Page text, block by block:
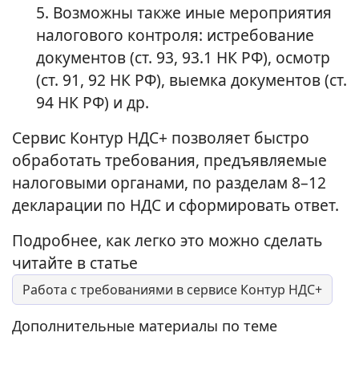
5. Возможны также иные мероприятия
налогового контроля: истребование
документов (ст. 93, 93.1 НК РФ), осмотр
(ст. 91, 92 НК РФ), выемка документов (ст.
94 НК РФ) и др.
Сервис Контур НДС+ позволяет быстро
обработать требования, предъявляемые
налоговыми органами, по разделам 8–12
декларации по НДС и сформировать ответ.
Подробнее, как легко это можно сделать
читайте в статье
Работа с требованиями в сервисе Контур НДС+
Дополнительные материалы по теме